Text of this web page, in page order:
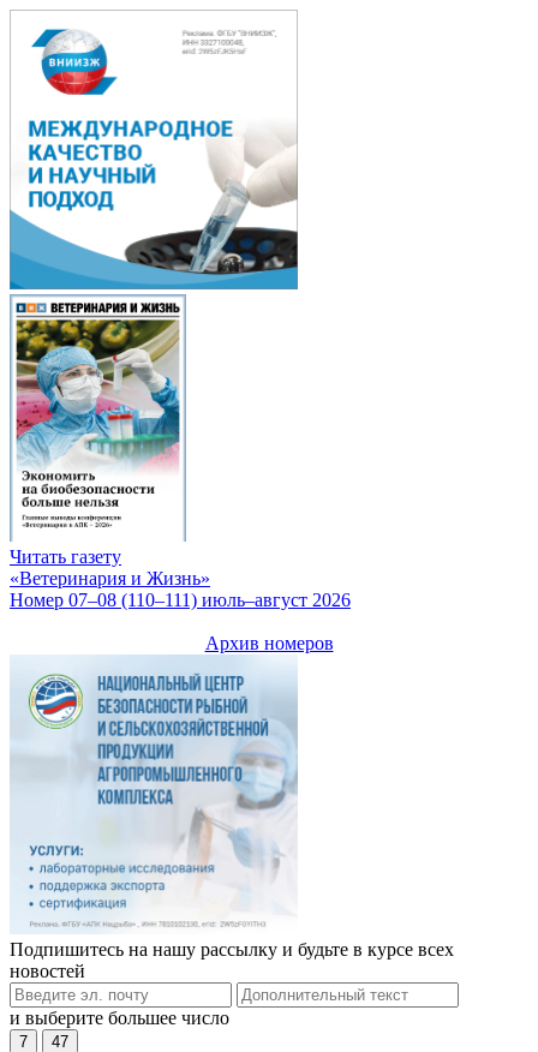
Читать газету
«Ветеринария и Жизнь»
Номер 07–08 (110–111) июль–август 2026
Архив номеров
Подпишитесь на нашу рассылку и будьте в курсе всех
новостей
и выберите большее число
7 47